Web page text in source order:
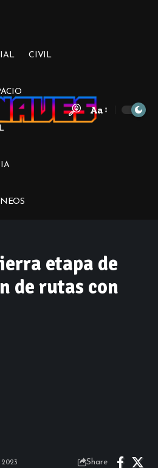
CIVIL
Font
Aa
etapa de
de rutas con
Share